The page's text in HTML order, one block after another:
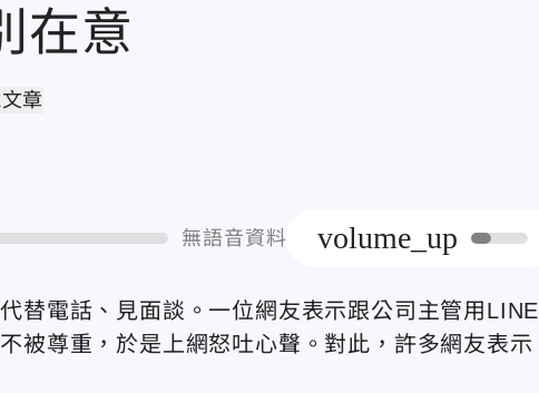
在意
章
無語音資料 volume_up
替電話、見面談。一位網友表示跟公司主管用LINE
尊重，於是上網怒吐心聲。對此，許多網友表示